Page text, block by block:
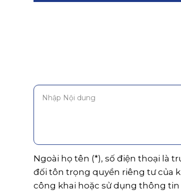
Ngoài họ tên (*), số điện thoại là
đối tôn trọng quyền riêng tư của
công khai hoặc sử dụng thông